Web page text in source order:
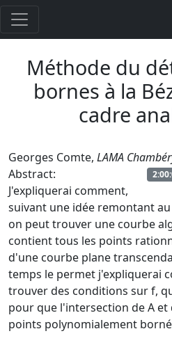
Méthode du
bornes à la
cadre
Georges Comte, LAMA
Abstract:
J'expliquerai comment,
suivant une idée remontant
on peut trouver une courbe
contient tous les points
d'une courbe plane
temps le permet j'expliquerai
trouver des conditions sur f,
pour que l'intersection de A
points polynomialement